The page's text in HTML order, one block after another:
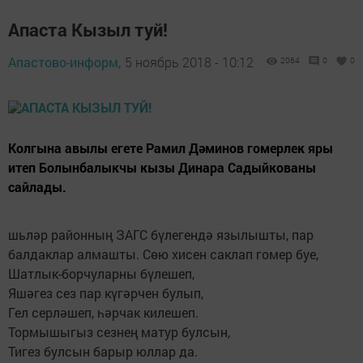
Апаста Кызыл туй!
Апастово-информ, 5 ноябрь 2018 - 10:12 2064 0 0
Колгына авылы егете Рамил Дәминов гомерлек яры
итеп Болынбалыкчы кызы Динара Садыйкованы
сайлады.
шьләр районның ЗАГС бүлегендә язылышты, пар
балдаклар алмашты. Сөю хисен саклап гомер буе,
Шатлык-борчуларны бүлешеп,
Яшәгез сез пар күгәрчен булып,
Гел серләшеп, һәрчак килешеп.
Тормышыгыз сезнең матур булсын,
Тигез булсын барыр юллар да.